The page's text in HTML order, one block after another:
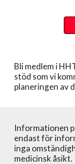
Bli medlem i
stöd som vi
planeringen av
Informationen
endast för
inga
medicinsk åsikt.